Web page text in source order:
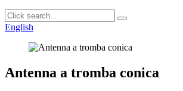
English
Antenna a tromba conica